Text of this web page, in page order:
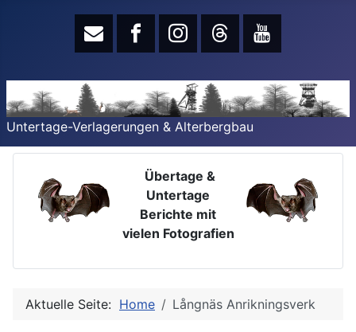
Untertage-Verlagerungen & Alterbergbau
Übertage &
Untertage
Berichte mit
vielen Fotografien
Aktuelle Seite: Home Långnäs Anrikningsverk